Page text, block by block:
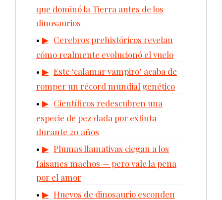
que dominó la Tierra antes de los
dinosaurios
Cerebros prehistóricos revelan
cómo realmente evolucionó el vuelo
Este ‘calamar vampiro’ acaba de
romper un récord mundial genético
Científicos redescubren una
especie de pez dada por extinta
durante 20 años
Plumas llamativas ciegan a los
faisanes machos — pero vale la pena
por el amor
Huevos de dinosaurio esconden